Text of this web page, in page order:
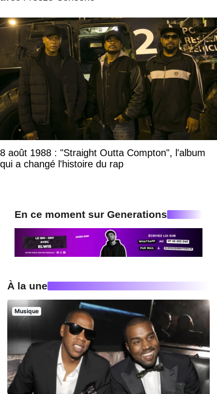
8 août 1988 : "Straight Outta Compton", l'album
qui a changé l'histoire du rap
En ce moment sur Generations
À la une
Musique